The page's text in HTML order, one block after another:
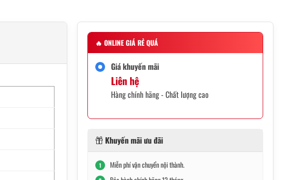
🔥 ONLINE GIÁ RẺ QUÁ
Giá khuyến mãi
Liên hệ
Hàng chính hãng - Chất lượng cao
Khuyến mãi ưu đãi
1 Miễn phí vận chuyển nội thành.